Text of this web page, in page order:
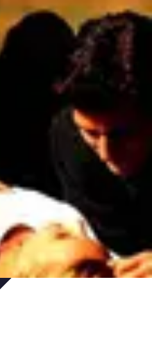
Activités à sensationsSports et